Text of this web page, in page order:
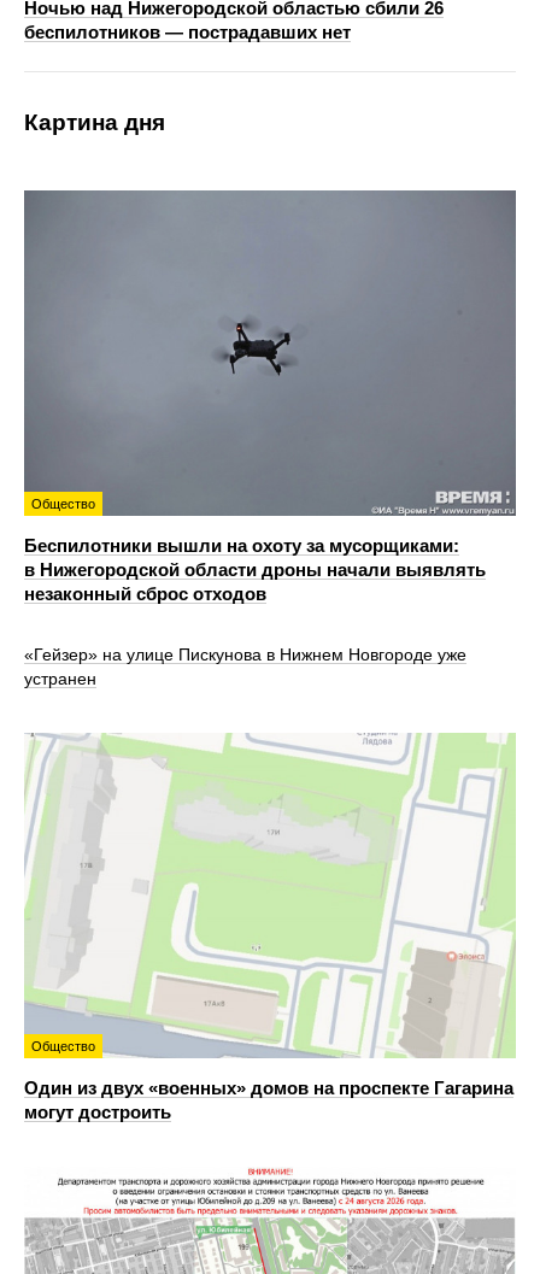
Ночью над Нижегородской областью сбили 26
беспилотников — пострадавших нет
Картина дня
Общество
Беспилотники вышли на охоту за мусорщиками:
в Нижегородской области дроны начали выявлять
незаконный сброс отходов
«Гейзер» на улице Пискунова в Нижнем Новгороде уже
устранен
Общество
Один из двух «военных» домов на проспекте Гагарина
могут достроить